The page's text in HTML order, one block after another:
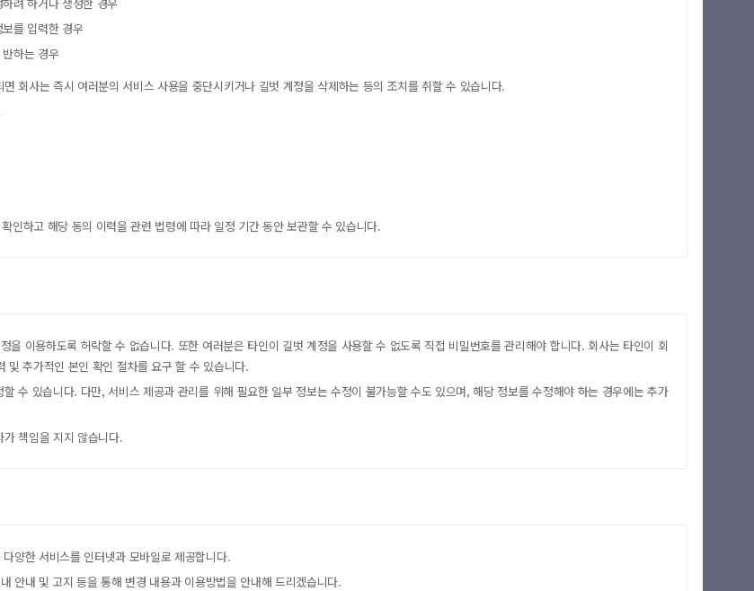
를 입력한 경우
하는 경우
회사는 즉시 여러분의 서비스 사용을 중단시키거나 길벗 계정을 삭제하는 등의 조치를 취할 수 있습니다.
인하고 해당 동의 이력을 관련 법령에 따라 일정 기간 동안 보관할 수 있습니다.
이용하도록 허락할 수 없습니다. 또한 여러분은 타인이 길벗 계정을 사용할 수 없도록 직접 비밀번호를 관리해야 합니다. 회사는 타인이 회
및 추가적인 본인 확인 절차를 요구 할 수 있습니다.
수 있습니다. 다만, 서비스 제공과 관리를 위해 필요한 일부 정보는 수정이 불가능할 수도 있으며, 해당 정보를 수정해야 하는 경우에는 추가
책임을 지지 않습니다.
양한 서비스를 인터넷과 모바일로 제공합니다.
안내 및 고지 등을 통해 변경 내용과 이용방법을 안내해 드리겠습니다.
구매 인증 도서